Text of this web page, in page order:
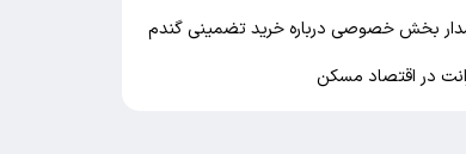
بخش خصوصی درباره خرید تضمینی گندم
در اقتصاد مسکن